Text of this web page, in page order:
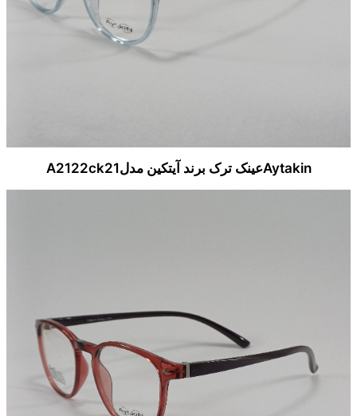
Aytakinعینک ترک برند آیتکین مدلA2122ck21